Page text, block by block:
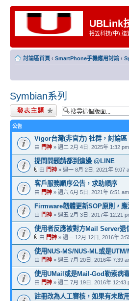
UBLink
裕笠科技(中),遠
討論區首頁 ‹ SmartPhone手機應用討論 ‹
Symbian系列
發表新主題
公告
Vigor台灣(非官方) 社群，討論區
由 門神 » 週二 2月 4日, 2025年 1:32 pm
提問問題請都到這邊 @LINE
由 門神 » 週一 8月 2日, 2021年 9:07
客戶服務順序公告，求助順序
由 門神 » 週六 6月 5日, 2021年 6:51 am
Firmware韌體更新SOP原則，應
由 門神 » 週五 2月 3日, 2017年 12:21
使用者反應被對方Mail Server退
由 門神 » 週一 12月 12日, 2016年
使用NUS-MS/NUS-ML或是
由 門神 » 週三 7月 20日, 2016年 7:39
使用UMail或是Mail-God勒索病
由 門神 » 週二 7月 19日, 2016年 12:43
註冊改為人工審核，如果有未啟